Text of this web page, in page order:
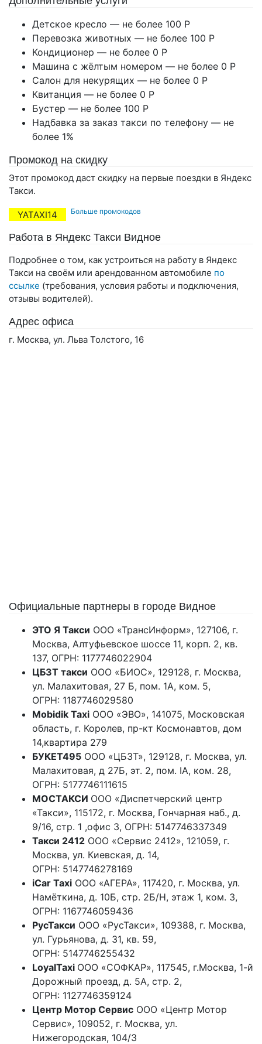
Детское кресло — не более 100 Р
Перевозка животных — не более 100 Р
Кондиционер — не более 0 Р
Машина с жёлтым номером — не более 0 Р
Салон для некурящих — не более 0 Р
Квитанция — не более 0 Р
Бустер — не более 100 Р
Надбавка за заказ такси по телефону — не
более 1%
Промокод на скидку
Этот промокод даст скидку на первые поездки в Яндекс
Такси.
YATAXI14 Больше промокодов
Работа в Яндекс Такси Видное
Подробнее о том, как устроиться на работу в Яндекс
Такси на своём или арендованном автомобиле по
ссылке (требования, условия работы и подключения,
отзывы водителей).
Адрес офиса
г. Москва, ул. Льва Толстого, 16
Официальные партнеры в городе Видное
ЭТО Я Такси ООО «ТрансИнформ», 127106, г.
Москва, Алтуфьевское шоссе 11, корп. 2, кв.
137, ОГРН: 1177746022904
ЦБЗТ такси ООО «БИОС», 129128, г. Москва,
ул. Малахитовая, 27 Б, пом. 1А, ком. 5,
ОГРН: 1187746029580
Mobidik Taxi ООО «ЭВО», 141075, Московская
область, г. Королев, пр-кт Космонавтов, дом
14,квартира 279
БУКЕТ495 ООО «ЦБЗТ», 129128, г. Москва, ул.
Малахитовая, д 27Б, эт. 2, пом. IA, ком. 28,
ОГРН: 5177746111615
МОСТАКСИ ООО «Диспетчерский центр
«Такси», 115172, г. Москва, Гончарная наб., д.
9/16, стр. 1 ,офис 3, ОГРН: 5147746337349
Такси 2412 ООО «Сервис 2412», 121059, г.
Москва, ул. Киевская, д. 14,
ОГРН: 5147746278169
iCar Taxi ООО «АГЕРА», 117420, г. Москва, ул.
Намёткина, д. 10Б, стр. 2Б/Н, этаж 1, ком. 3,
ОГРН: 1167746059436
РусТакси ООО «РусТакси», 109388, г. Москва,
ул. Гурьянова, д. 31, кв. 59,
ОГРН: 5147746255432
LoyalTaxi ООО «СОФКАР», 117545, г.Москва, 1-й
Дорожный проезд, д. 5А, стр. 2,
ОГРН: 1127746359124
Центр Мотор Сервис ООО «Центр Мотор
Сервис», 109052, г. Москва, ул.
Нижегородская, 104/3